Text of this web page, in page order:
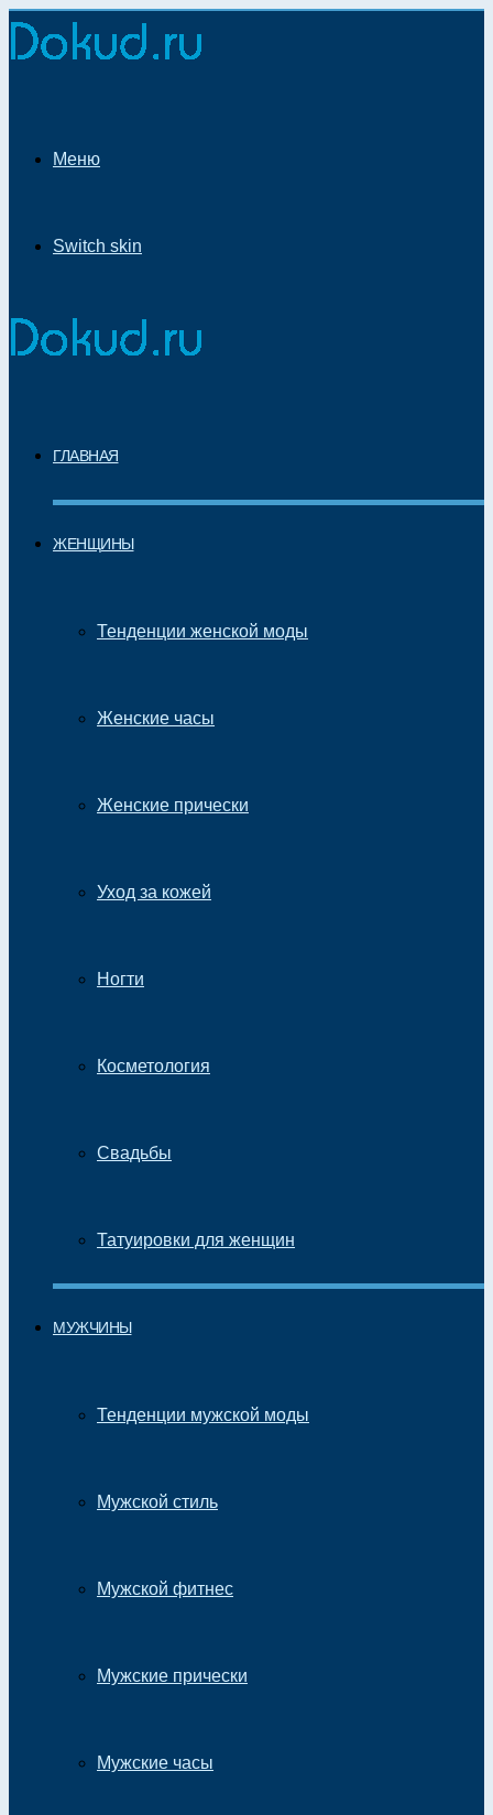
Меню
Switch skin
ГЛАВНАЯ
ЖЕНЩИНЫ
Тенденции женской моды
Женские часы
Женские прически
Уход за кожей
Ногти
Косметология
Свадьбы
Татуировки для женщин
МУЖЧИНЫ
Тенденции мужской моды
Мужской стиль
Мужской фитнес
Мужские прически
Мужские часы